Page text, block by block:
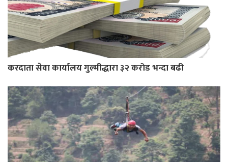
करदाता सेवा कार्यालय गुल्मीद्धारा ३२ करोड भन्दा बढी